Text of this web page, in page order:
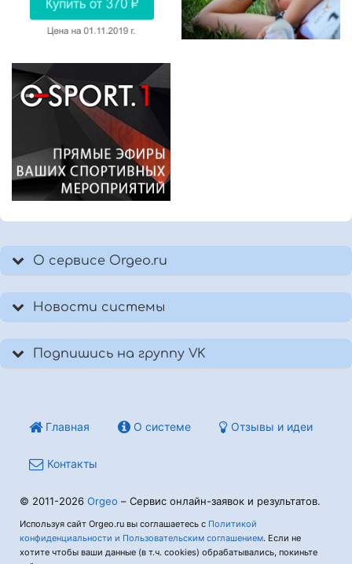
О сервисе Orgeo.ru
Новости системы
Подпишись на группу VK
Главная О системе Отзывы и идеи
Контакты
© 2011-2026 Orgeo – Сервис онлайн-заявок и результатов.
Используя сайт Orgeo.ru вы соглашаетесь с Политикой
конфиденциальности и Пользовательским соглашением. Если не
хотите чтобы ваши данные (в т.ч. cookies) обрабатывались, покиньте